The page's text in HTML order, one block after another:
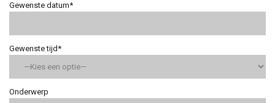
Gewenste datum*
Gewenste tijd*
Onderwerp